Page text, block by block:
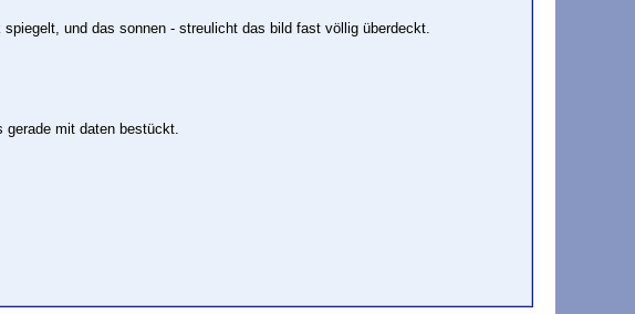
und das sonnen - streulicht das bild fast völlig überdeckt.
gerade mit daten bestückt.